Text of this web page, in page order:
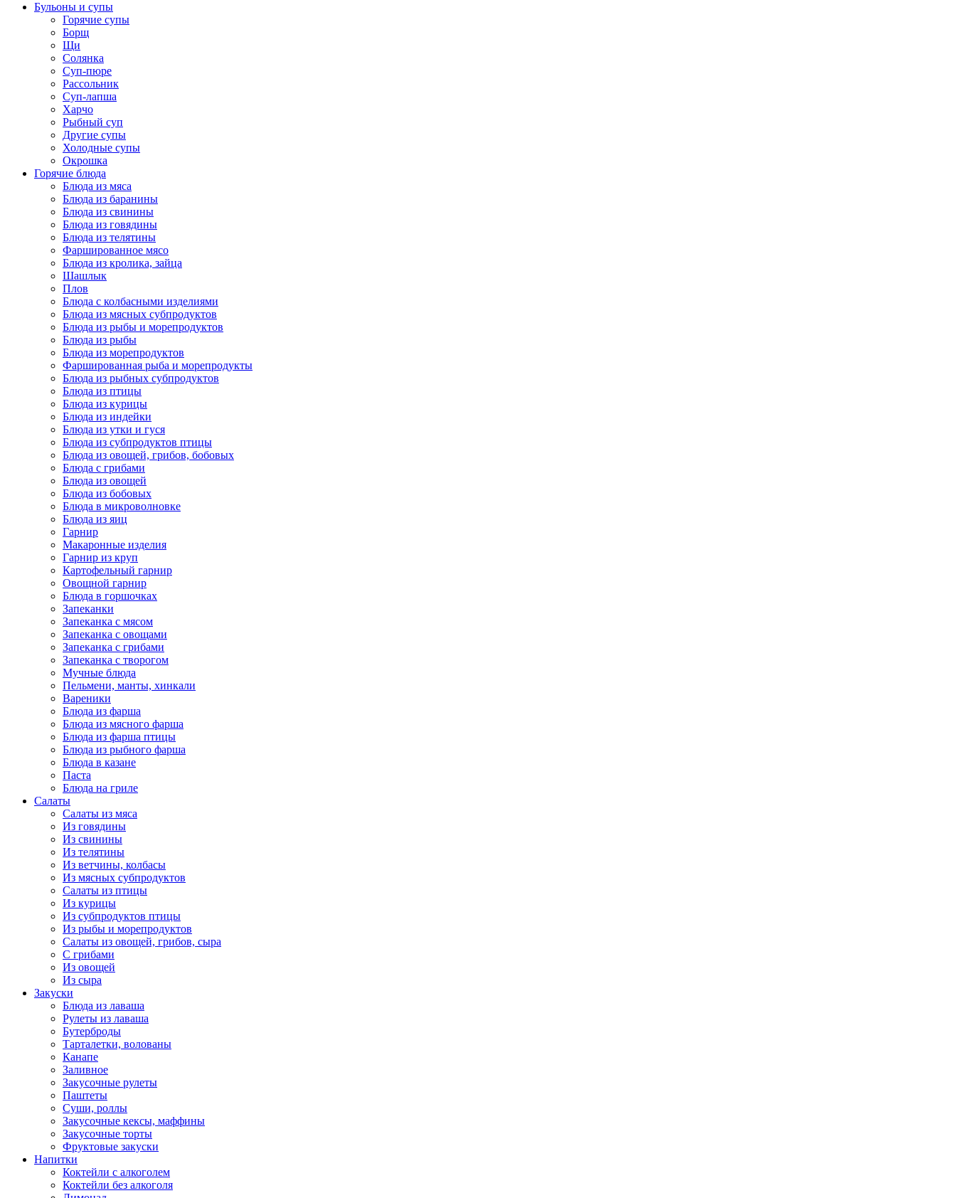
Бульоны и супы
Горячие супы
Борщ
Щи
Солянка
Суп-пюре
Рассольник
Суп-лапша
Харчо
Рыбный суп
Другие супы
Холодные супы
Окрошка
Горячие блюда
Блюда из мяса
Блюда из баранины
Блюда из свинины
Блюда из говядины
Блюда из телятины
Фаршированное мясо
Блюда из кролика, зайца
Шашлык
Плов
Блюда с колбасными изделиями
Блюда из мясных субпродуктов
Блюда из рыбы и морепродуктов
Блюда из рыбы
Блюда из морепродуктов
Фаршированная рыба и морепродукты
Блюда из рыбных субпродуктов
Блюда из птицы
Блюда из курицы
Блюда из индейки
Блюда из утки и гуся
Блюда из субпродуктов птицы
Блюда из овощей, грибов, бобовых
Блюда с грибами
Блюда из овощей
Блюда из бобовых
Блюда в микроволновке
Блюда из яиц
Гарнир
Макаронные изделия
Гарнир из круп
Картофельный гарнир
Овощной гарнир
Блюда в горшочках
Запеканки
Запеканка с мясом
Запеканка с овощами
Запеканка с грибами
Запеканка с творогом
Мучные блюда
Пельмени, манты, хинкали
Вареники
Блюда из фарша
Блюда из мясного фарша
Блюда из фарша птицы
Блюда из рыбного фарша
Блюда в казане
Паста
Блюда на гриле
Салаты
Салаты из мяса
Из говядины
Из свинины
Из телятины
Из ветчины, колбасы
Из мясных субпродуктов
Салаты из птицы
Из курицы
Из субпродуктов птицы
Из рыбы и морепродуктов
Салаты из овощей, грибов, сыра
С грибами
Из овощей
Из сыра
Закуски
Блюда из лаваша
Рулеты из лаваша
Бутерброды
Тарталетки, волованы
Канапе
Заливное
Закусочные рулеты
Паштеты
Суши, роллы
Закусочные кексы, маффины
Закусочные торты
Фруктовые закуски
Напитки
Коктейли с алкоголем
Коктейли без алкоголя